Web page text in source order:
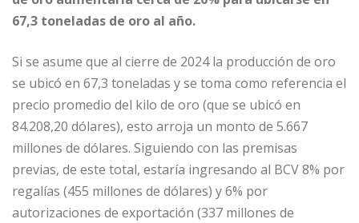
67,3 toneladas de oro al año.
Si se asume que al cierre de 2024 la producción de oro
se ubicó en 67,3 toneladas y se toma como referencia el
precio promedio del kilo de oro (que se ubicó en
84.208,20 dólares), esto arroja un monto de 5.667
millones de dólares. Siguiendo con las premisas
previas, de este total, estaría ingresando al BCV 8% por
regalías (455 millones de dólares) y 6% por
autorizaciones de exportación (337 millones de